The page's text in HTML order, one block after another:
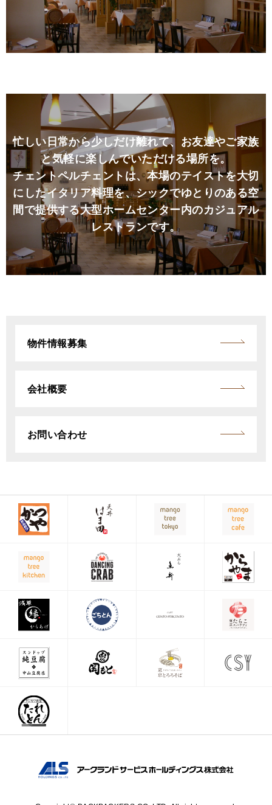
忙しい日常から少しだけ離れて、お友達やご家族
と気軽に楽しんでいただける場所を。
チェントペルチェントは、本場のテイストを大切
にしたイタリア料理を、シックでゆとりのある空
間で提供する大型ホームセンター内のカジュアル
レストランです。
物件情報募集
会社概要
お問い合わせ